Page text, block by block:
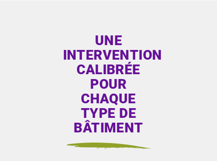
UNE
INTERVENTION
CALIBRÉE
POUR
CHAQUE
TYPE DE
BÂTIMENT